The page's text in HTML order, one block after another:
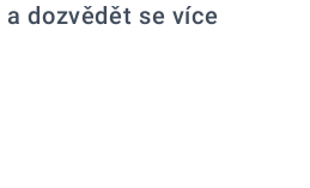
dozvědět se více